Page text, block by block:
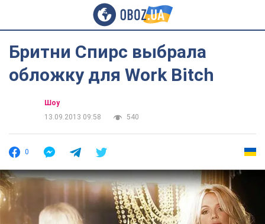
Бритни Спирс выбрала
обложку для Work Bitch
Шоу
13.09.2013 09:58
540
0